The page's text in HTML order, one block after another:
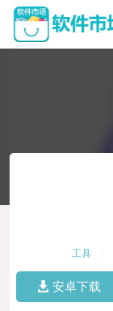
工具
安卓下载